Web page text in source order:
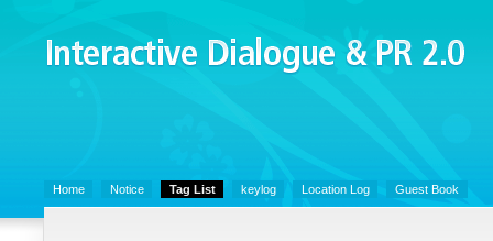
Interactive Dialogue &
PR 2.0
Home Notice Tag List keylog Location Log Guest Book